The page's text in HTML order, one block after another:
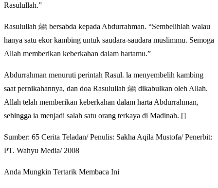
Rasulullah.”
Rasulullah ﷺ bersabda kepada Abdurrahman. “Sembelihlah walau
hanya satu ekor kambing untuk saudara-saudara muslimmu. Semoga
Allah memberikan keberkahan dalam hartamu.”
Abdurrahman menuruti perintah Rasul. la menyembelih kambing
saat pernikahannya, dan doa Rasulullah ﷺ dikabulkan oleh Allah.
Allah telah memberikan keberkahan dalam harta Abdurrahman,
sehingga ia menjadi salah satu orang terkaya di Madinah. []
Sumber: 65 Cerita Teladan/ Penulis: Sakha Aqila Mustofa/ Penerbit:
PT. Wahyu Media/ 2008
Anda Mungkin Tertarik Membaca Ini